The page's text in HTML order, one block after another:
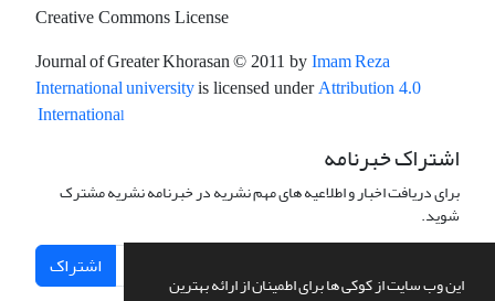
این وب سایت از کوکی ها برای اطمینان از ارائه بهترین
Creative Commons License
Journal of Greater Khorasan© 2011 by Imam Reza
International universityis licensed under Attribution 4.0
International
اشتراک خبرنامه
برای دریافت اخبار و اطلاعیه های مهم نشریه در خبرنامه نشریه مشترک
شوید.
اشتراک